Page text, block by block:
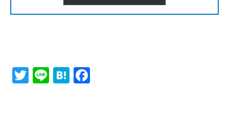
Twitter
LineHatena